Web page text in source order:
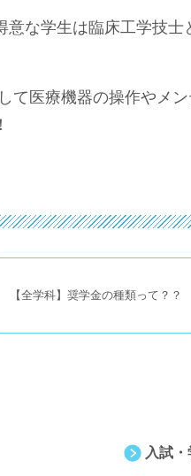
な学生は臨床工学技士
て医療機器の操作やメ
【全学科】奨学金の種類って？？
入試